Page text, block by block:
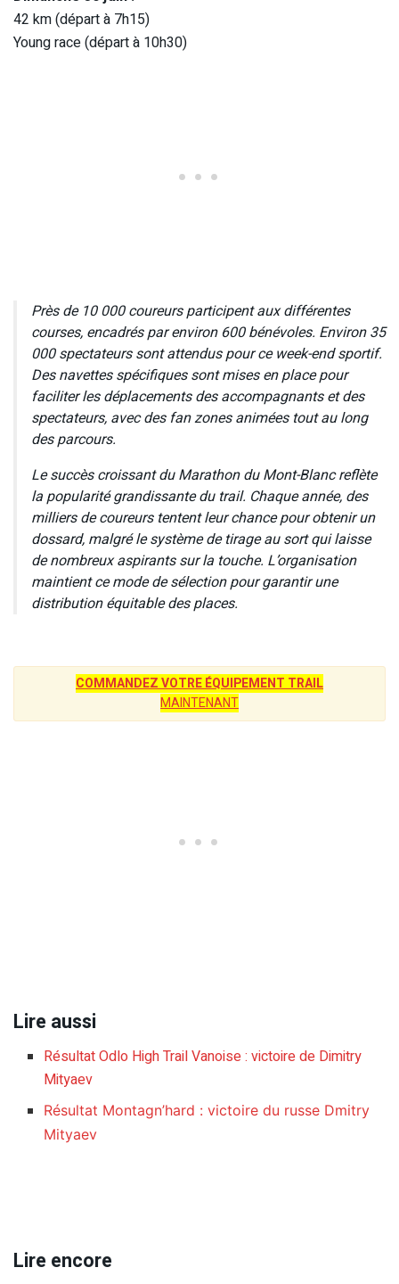
42 km (départ à 7h15)
Young race (départ à 10h30)
Près de 10 000 coureurs participent aux différentes
courses, encadrés par environ 600 bénévoles. Environ 35
000 spectateurs sont attendus pour ce week-end sportif.
Des navettes spécifiques sont mises en place pour
faciliter les déplacements des accompagnants et des
spectateurs, avec des fan zones animées tout au long
des parcours.
Le succès croissant du Marathon du Mont-Blanc reflète
la popularité grandissante du trail. Chaque année, des
milliers de coureurs tentent leur chance pour obtenir un
dossard, malgré le système de tirage au sort qui laisse
de nombreux aspirants sur la touche. L’organisation
maintient ce mode de sélection pour garantir une
distribution équitable des places.
COMMANDEZ VOTRE ÉQUIPEMENT TRAIL
MAINTENANT
Lire aussi
Résultat Odlo High Trail Vanoise : victoire de Dimitry
Mityaev
Résultat Montagn’hard : victoire du russe Dmitry
Mityaev
Lire encore